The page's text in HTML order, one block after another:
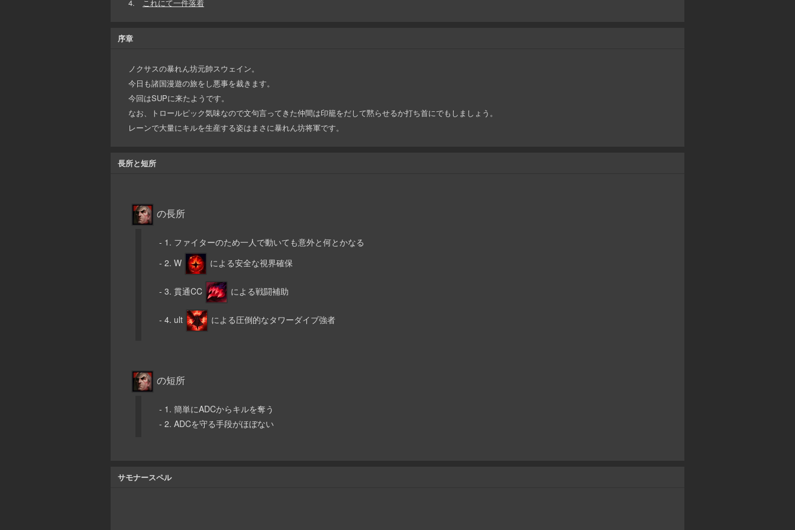
4. これにて一件落着
序章
ノクサスの暴れん坊元帥スウェイン。
今日も諸国漫遊の旅をし悪事を裁きます。
今回はSUPに来たようです。
なお、トロールピック気味なので文句言ってきた仲間は印籠をだして黙らせるか打ち首にでもしましょう。
レーンで大量にキルを生産する姿はまさに暴れん坊将軍です。
長所と短所
の長所
- 1. ファイターのため一人で動いても意外と何とかなる
- 2. W
による安全な視界確保
- 3. 貫通CC による戦闘補助
- 4. ult による圧倒的なタワーダイブ強者
の短所
- 1. 簡単にADCからキルを奪う
- 2. ADCを守る手段がほぼない
サモナースペル